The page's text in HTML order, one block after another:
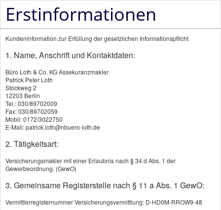
Grundfähigkeitsversicherung
zur "klassischen" Berufsunfähigkeitsversicherung:
Es wird nicht geprüft, ob und inwieweit der
Versicherte seinen Beruf noch ausüben kann. Der
Erstinformationen
Kundeninformation zur Erfüllung der gesetzlichen Informationspflicht
1. Name, Anschrift und Kontaktdaten:
Büro Loth & Co. KG Assekuranzmakler
Patrick Peter Loth
Stockweg 2
12203 Berlin
Tel.: 030/89702009
Fax: 030/89702059
Mobil: 0172/3022750
E-Mail: patrick.loth@nbuero-loth.de
2. Tätigkeitsart:
Versicherungsmakler mit einer Erlaubnis nach § 34 d Abs. 1 der
Gewerbeordnung. (GewO)
3. Gemeinsame Registerstelle nach § 11 a Abs. 1 GewO:
Vermittlerregisternummer Versicherungsvermittlung: D-HD0M-RROW9-48